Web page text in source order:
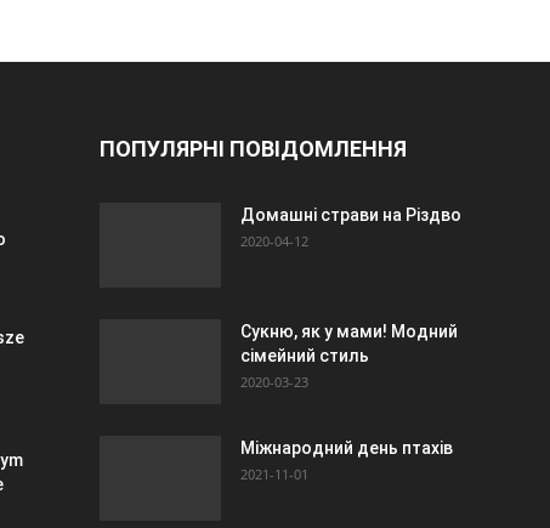
ПОПУЛЯРНІ ПОВІДОМЛЕННЯ
Домашні страви на Різдво
2020-04-12
Сукню, як у мами! Модний
сімейний стиль
2020-03-23
Міжнародний день птахів
2021-11-01